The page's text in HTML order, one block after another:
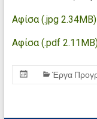
Αφίσα (.jpg 2.34MB)
Αφίσα (.pdf
Έργα